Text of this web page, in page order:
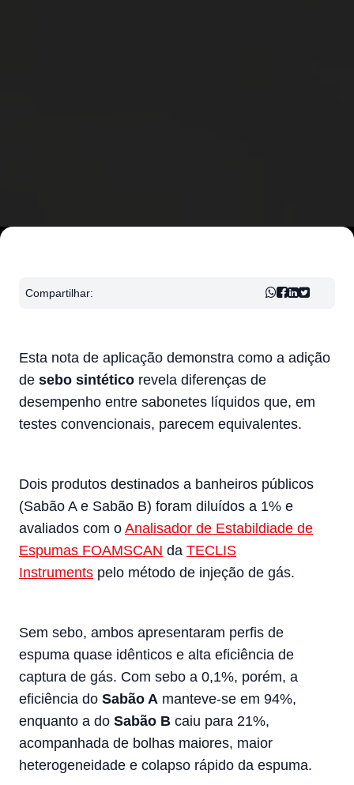
Compartilhar:
Esta nota de aplicação demonstra como a adição
de sebo sintético revela diferenças de
desempenho entre sabonetes líquidos que, em
testes convencionais, parecem equivalentes.
Dois produtos destinados a banheiros públicos
(Sabão A e Sabão B) foram diluídos a 1% e
avaliados com o Analisador de Estabildiade de
Espumas FOAMSCAN da TECLIS
Instruments pelo método de injeção de gás.
Sem sebo, ambos apresentaram perfis de
espuma quase idênticos e alta eficiência de
captura de gás. Com sebo a 0,1%, porém, a
eficiência do Sabão A manteve-se em 94%,
enquanto a do Sabão B caiu para 21%,
acompanhada de bolhas maiores, maior
heterogeneidade e colapso rápido da espuma.